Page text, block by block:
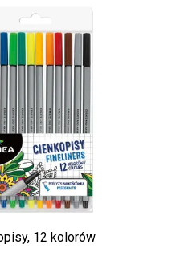
12 kolorów